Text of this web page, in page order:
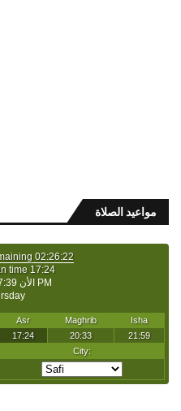
مواعيد الصلاة